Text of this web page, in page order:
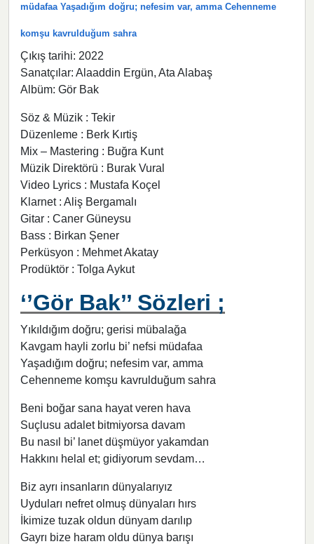
müdafaa Yaşadığım doğru; nefesim var, amma Cehenneme
komşu kavrulduğum sahra
Çıkış tarihi: 2022
Sanatçılar: Alaaddin Ergün, Ata Alabaş
Albüm: Gör Bak
Söz & Müzik : Tekir
Düzenleme : Berk Kırtiş
Mix – Mastering : Buğra Kunt
Müzik Direktörü : Burak Vural
Video Lyrics : Mustafa Koçel
Klarnet : Aliş Bergamalı
Gitar : Caner Güneysu
Bass : Birkan Şener
Perküsyon : Mehmet Akatay
Prodüktör : Tolga Aykut
‘’Gör Bak’’ Sözleri ;
Yıkıldığım doğru; gerisi mübalağa
Kavgam hayli zorlu bi’ nefsi müdafaa
Yaşadığım doğru; nefesim var, amma
Cehenneme komşu kavrulduğum sahra
Beni boğar sana hayat veren hava
Suçlusu adalet bitmiyorsa davam
Bu nasıl bi’ lanet düşmüyor yakamdan
Hakkını helal et; gidiyorum sevdam…
Biz ayrı insanların dünyalarıyız
Uyduları nefret olmuş dünyaları hırs
İkimize tuzak oldun dünyam darılıp
Gayrı bize haram oldu dünya barışı